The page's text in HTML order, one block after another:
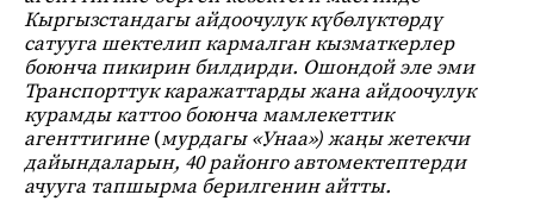
Кыргызстандагы айдоочулук күбөлүктөрдү
сатууга шектелип кармалган кызматкерлер
боюнча пикирин билдирди. Ошондой эле эми
Транспорттук каражаттарды жана айдоочулук
курамды каттоо боюнча мамлекеттик
агенттигине(мурдагы «Унаа») жаңы жетекчи
дайындаларын, 40 районго автомектептерди
ачууга тапшырма берилгенин айтты.